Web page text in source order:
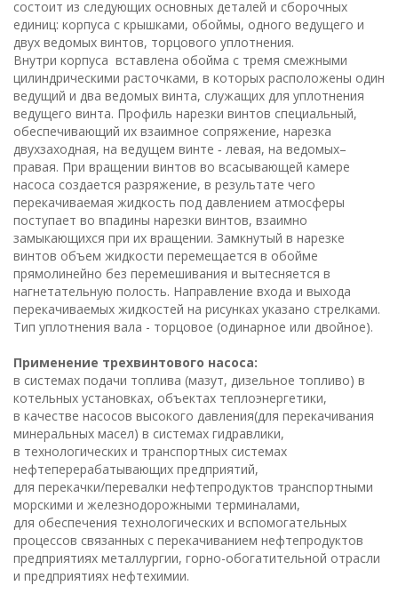
состоит из следующих основных деталей и сборочных
единиц: корпуса с крышками, обоймы, одного ведущего и
двух ведомых винтов, торцового уплотнения.
Внутри корпуса вставлена обойма с тремя смежными
цилиндрическими расточками, в которых расположены один
ведущий и два ведомых винта, служащих для уплотнения
ведущего винта. Профиль нарезки винтов специальный,
обеспечивающий их взаимное сопряжение, нарезка
двухзаходная, на ведущем винте ‑ левая, на ведомых–
правая. При вращении винтов во всасывающей камере
насоса создается разряжение, в результате чего
перекачиваемая жидкость под давлением атмосферы
поступает во впадины нарезки винтов, взаимно
замыкающихся при их вращении. Замкнутый в нарезке
винтов объем жидкости перемещается в обойме
прямолинейно без перемешивания и вытесняется в
нагнетательную полость. Направление входа и выхода
перекачиваемых жидкостей на рисунках указано стрелками.
Тип уплотнения вала - торцовое (одинарное или двойное).
Применение трехвинтового насоса:
в системах подачи топлива (мазут, дизельное топливо) в
котельных установках, объектах теплоэнергетики,
в качестве насосов высокого давления(для перекачивания
минеральных масел) в системах гидравлики,
в технологических и транспортных системах
нефтеперерабатывающих предприятий,
для перекачки/перевалки нефтепродуктов транспортными
морскими и железнодорожными терминалами,
для обеспечения технологических и вспомогательных
процессов связанных с перекачиванием нефтепродуктов
предприятиях металлургии, горно-обогатительной отрасли
и предприятиях нефтехимии.